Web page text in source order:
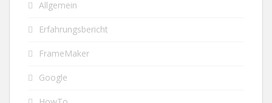
Allgemein
Erfahrungsbericht
FrameMaker
Google